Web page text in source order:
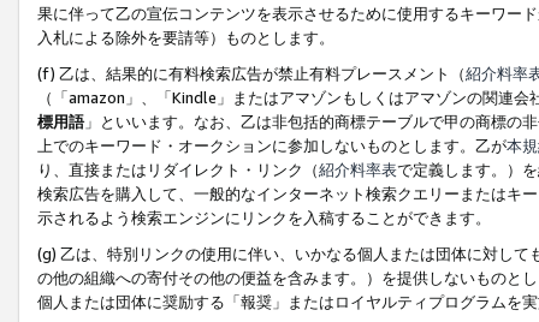
果に伴って乙の宣伝コンテンツを表示させるために使用するキーワー
入札による除外を要請等）ものとします。
(f) 乙は、結果的に有料検索広告が禁止有料プレースメント（紹介料率
（「amazon」、「Kindle」またはアマゾンもしくはアマゾンの関連
標用語」といいます。なお、乙は非包括的商標テーブルで甲の商標の
上でのキーワード・オークションに参加しないものとします。乙が本
り、直接またはリダイレクト・リンク（紹介料率表で定義します。）
検索広告を購入して、一般的なインターネット検索クエリーまたはキ
示されるよう検索エンジンにリンクを入稿することができます。
(g) 乙は、特別リンクの使用に伴い、いかなる個人または団体に対し
の他の組織への寄付その他の便益を含みます。）を提供しないものと
個人または団体に奨励する「報奨」またはロイヤルティプログラムを